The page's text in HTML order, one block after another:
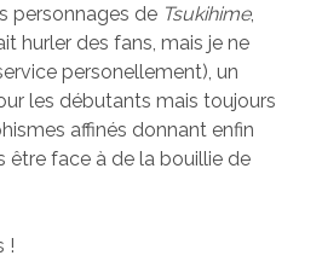
personnages de Tsukihime,
hurler des fans, mais je ne
personellement), un
les débutants mais toujours
affinés donnant enfin
être face à de la bouillie de
!